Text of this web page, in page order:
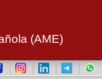
(AME)